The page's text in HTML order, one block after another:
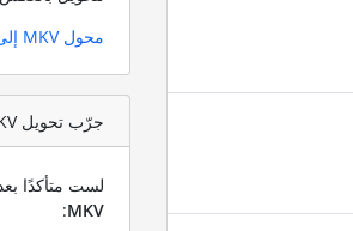
محول MKV إلى TIF
جرّب تحويل MKV باستخدام ملف اختبار TIF
لست متأكدًا
MKV
: